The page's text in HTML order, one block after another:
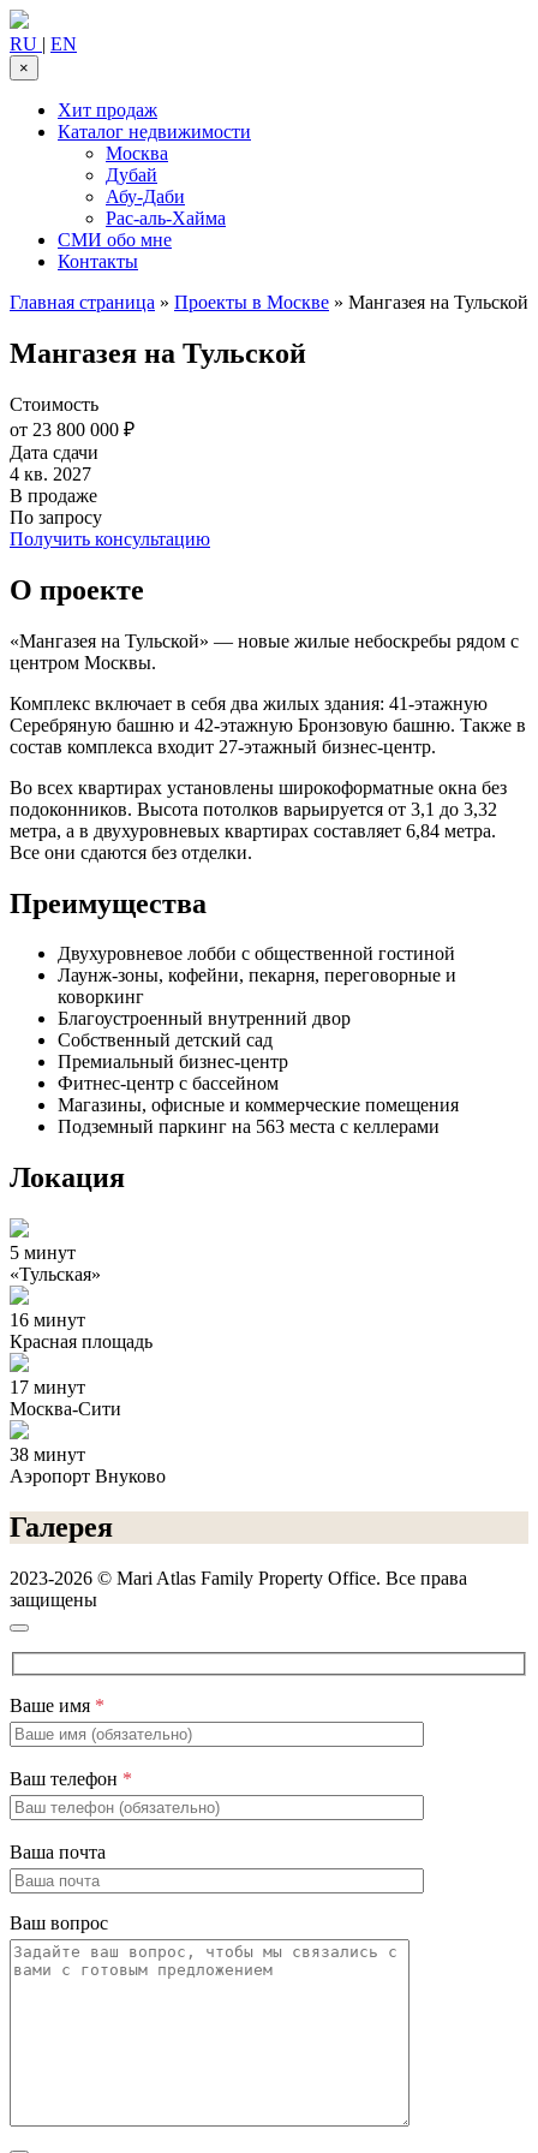
RU | EN
×
Хит продаж
Каталог недвижимости
Москва
Дубай
Абу-Даби
Рас-аль-Хайма
СМИ обо мне
Контакты
Главная страница » Проекты в Москве » Мангазея на Тульской
Мангазея на Тульской
Стоимость
от 23 800 000 ₽
Дата сдачи
4 кв. 2027
В продаже
По запросу
Получить консультацию
О проекте
«Мангазея на Тульской» — новые жилые небоскребы рядом с
центром Москвы.
Комплекс включает в себя два жилых здания: 41-этажную
Серебряную башню и 42-этажную Бронзовую башню. Также в
состав комплекса входит 27-этажный бизнес-центр.
Во всех квартирах установлены широкоформатные окна без
подоконников. Высота потолков варьируется от 3,1 до 3,32
метра, а в двухуровневых квартирах составляет 6,84 метра.
Все они сдаются без отделки.
Преимущества
Двухуровневое лобби с общественной гостиной
Лаунж-зоны, кофейни, пекарня, переговорные и
коворкинг
Благоустроенный внутренний двор
Собственный детский сад
Премиальный бизнес-центр
Фитнес-центр с бассейном
Магазины, офисные и коммерческие помещения
Подземный паркинг на 563 места с келлерами
Локация
5 минут
«Тульская»
16 минут
Красная площадь
17 минут
Москва-Сити
38 минут
Аэропорт Внуково
Галерея
2023-2026 © Mari Atlas Family Property Office. Все права
защищены
Ваше имя *
Ваш телефон *
Ваша почта
Ваш вопрос